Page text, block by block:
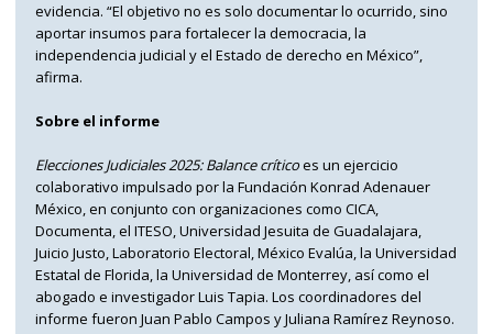
evidencia. “El objetivo no es solo documentar lo ocurrido, sino
aportar insumos para fortalecer la democracia, la
independencia judicial y el Estado de derecho en México”,
afirma.
Sobre el informe
Elecciones Judiciales 2025: Balance críticoes un ejercicio
colaborativo impulsado por la Fundación Konrad Adenauer
México, en conjunto con organizaciones como CICA,
Documenta, el ITESO, Universidad Jesuita de Guadalajara,
Juicio Justo, Laboratorio Electoral, México Evalúa, la Universidad
Estatal de Florida, la Universidad de Monterrey, así como el
abogado e investigador Luis Tapia. Los coordinadores del
informe fueron Juan Pablo Campos y Juliana Ramírez Reynoso.